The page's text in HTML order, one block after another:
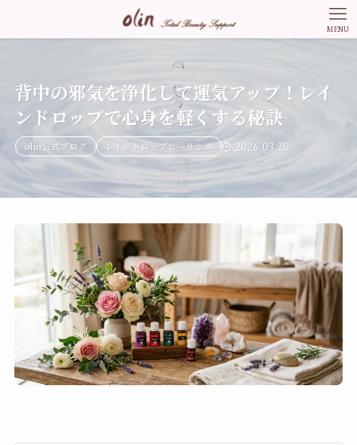
MENU
背中の邪気を浄化して運気アップ！レイ
ンドロップで心身を軽くする秘訣
olin公式ブログ レインドロップヒーリング 2026.03.20